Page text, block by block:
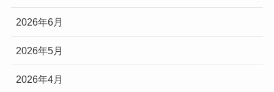
2026年6月
2026年5月
2026年4月